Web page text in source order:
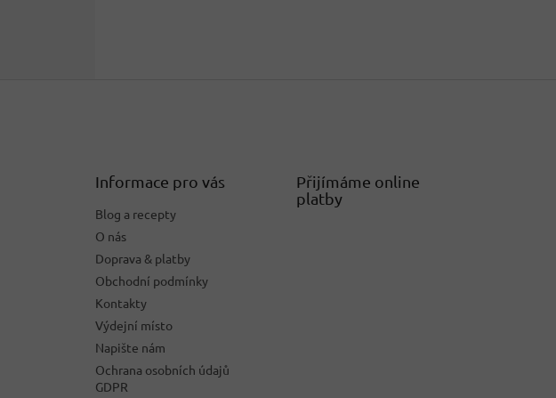
Informace pro vás
Blog a recepty
O nás
Doprava & platby
Obchodní podmínky
Kontakty
Výdejní místo
Napište nám
Ochrana osobních údajů
GDPR
Přijímáme online
platby